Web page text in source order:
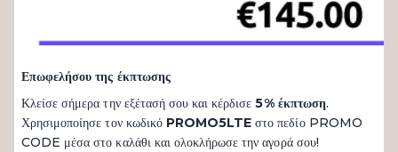
Επωφελήσου της έκπτωσης
Κλείσε σήμερα την εξέτασή σου και κέρδισε5% έκπτωση.
Χρησιμοποίησε τον κωδικό PROMO5LTE στο πεδίο PROMO
CODE μέσα στο καλάθι και ολοκλήρωσε την αγορά σου!